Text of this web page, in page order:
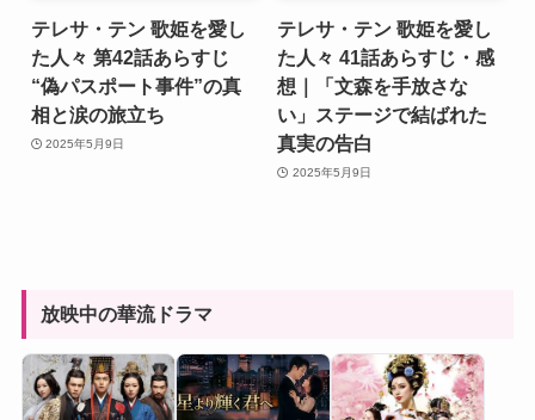
テレサ・テン 歌姫を愛し
た人々 第42話あらすじ
“偽パスポート事件”の真
相と涙の旅立ち
2025年5月9日
テレサ・テン 歌姫を愛し
た人々 41話あらすじ・感
想｜「文森を手放さな
い」ステージで結ばれた
真実の告白
2025年5月9日
放映中の華流ドラマ